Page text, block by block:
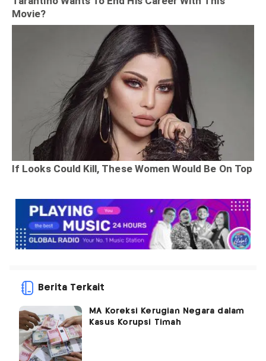
Berita Terkait
MA Koreksi Kerugian Negara dalam
Kasus Korupsi Timah